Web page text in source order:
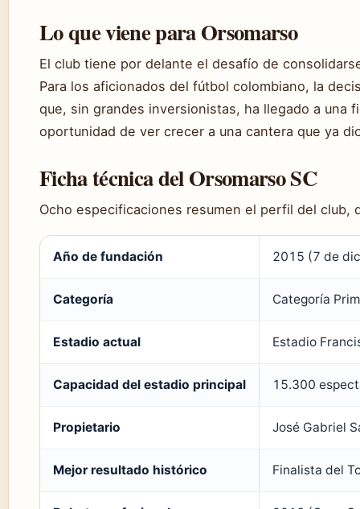
Lo que viene para Orsomarso
El club tiene por delante el desafío de
Para los aficionados del fútbol colombiano, la
que, sin grandes inversionistas, ha llegado a una
oportunidad de ver crecer a una cantera que ya
Ficha técnica del Orsomarso SC
Ocho especificaciones resumen el perfil del club,
Año de fundación 2015 (7 de
Categoría Categoría
Estadio actual Estadio
Capacidad del estadio principal 15.300
Propietario José Gabriel
Mejor resultado histórico Finalista del